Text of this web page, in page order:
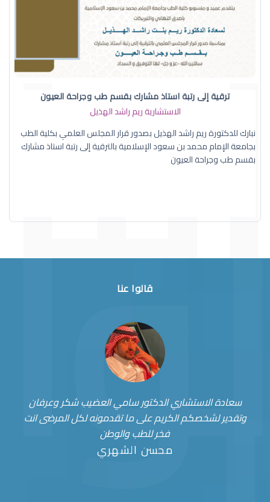
ترقية إلى رتبة استاذ مشارك بقسم طب وجراحة العيون
الاستشارية ريم راشد الهذيل
نبارك للدكتورة ريم راشد الهذيل بصدور قرار المجلس العلمي بكلية الطب
بجامعة الإمام محمد بن سعود الإسلامية بالترقية إلى رتبة استاذ مشارك
بقسم طب وجراحة العيون
قالوا عنا
سعادة الاستشاري الدكتور سامي العضيب شكر وعرفان
وتقدير لشخصكم الكريم على ما تقدمونه لكل المرضى انت
فخر للطب والوطن
محسن الشهري